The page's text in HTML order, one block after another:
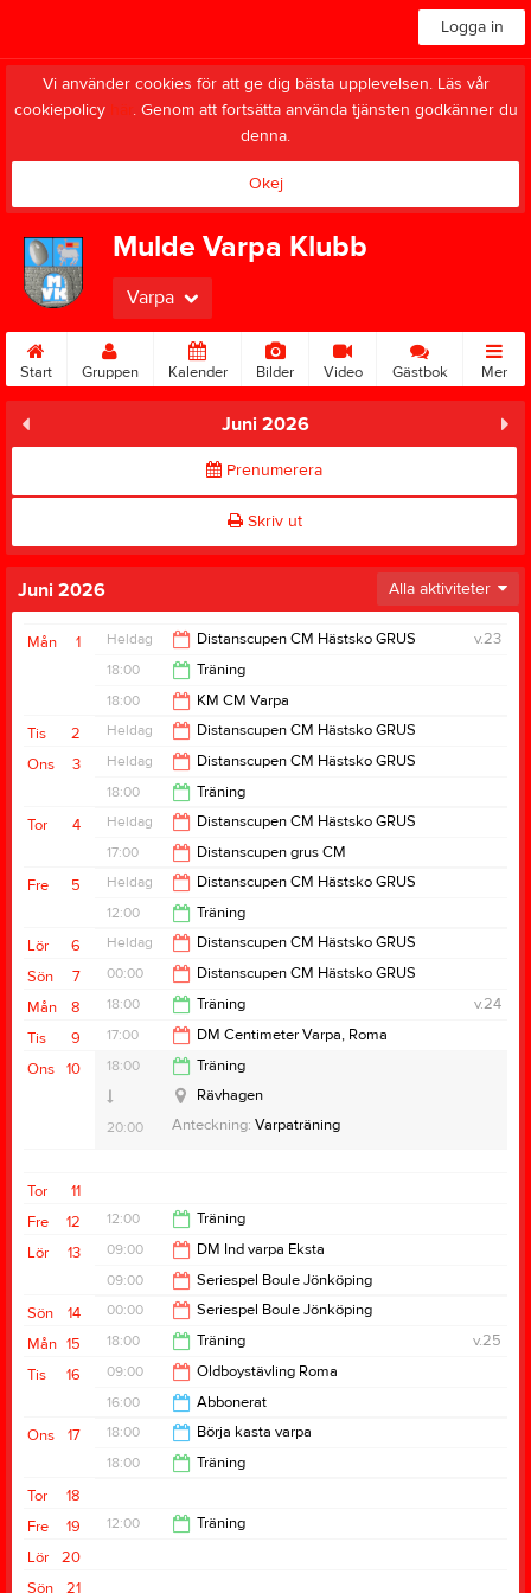
Logga in
Vi använder cookies för att ge dig bästa upplevelsen. Läs vår
cookiepolicy här. Genom att fortsätta använda tjänsten godkänner du
denna.
Okej
Mulde Varpa Klubb
Varpa
Start Gruppen Kalender Bilder Video Gästbok Mer
Juni 2026
Prenumerera
Skriv ut
Juni 2026 Alla aktiviteter
1
Mån v.23
Heldag
Distanscupen CM Hästsko GRUS
18:00
Träning
20:00
18:00 KM CM Varpa
20:00
2
Tis Heldag
Distanscupen CM Hästsko GRUS
3
Ons Heldag
Distanscupen CM Hästsko GRUS
18:00
Träning
20:00
4
Tor Heldag
Distanscupen CM Hästsko GRUS
17:00
Distanscupen grus CM
20:00
5
Fre Heldag
Distanscupen CM Hästsko GRUS
12:00
Träning
14:00
6
Lör Heldag
Distanscupen CM Hästsko GRUS
7
Sön 00:00 Distanscupen CM Hästsko GRUS
19:00
8
Mån v.24
18:00 Träning
20:00
9
Tis 17:00 DM Centimeter Varpa, Roma
21:00
10
Ons 18:00 Träning
20:00
Rävhagen
Anteckning: Varpaträning
11
Tor
12
Fre 12:00 Träning
14:00
13
Lör 09:00 DM Ind varpa Eksta
15:00
09:00 Seriespel Boule Jönköping
00:00
14
Sön 00:00 Seriespel Boule Jönköping
17:00
15
Mån v.25
18:00 Träning
20:00
16
Tis 09:00 Oldboystävling Roma
14:00
16:00 Abbonerat
20:00
17
Ons 18:00 Börja kasta varpa
18:00 Träning
20:00
18
Tor
19
Fre 12:00 Träning
20
Lör
21
Sön